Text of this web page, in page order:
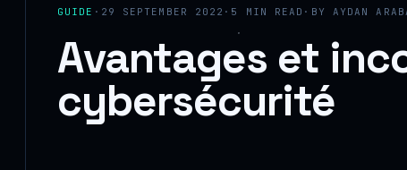
GUIDE · 29 SEPTEMBER 2022 · 5 MIN READ · BY AYDAN
Avantages et
cybersécurité